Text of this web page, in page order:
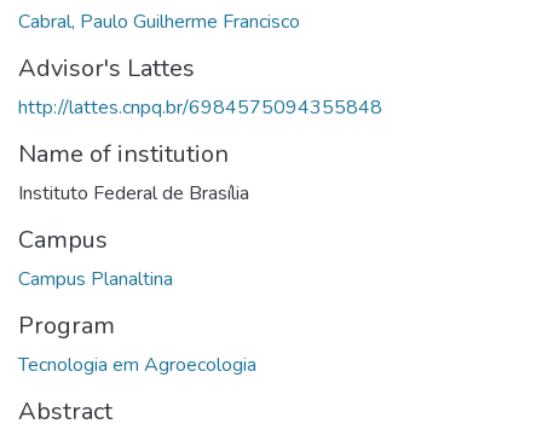
Cabral, Paulo Guilherme Francisco
Advisor's Lattes
http://lattes.cnpq.br/6984575094355848
Name of institution
Instituto Federal de Brasília
Campus
Campus Planaltina
Program
Tecnologia em Agroecologia
Abstract